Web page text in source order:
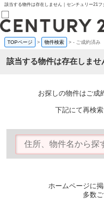
該当する物件は存在しません｜センチュリー21フ
売買部
0120-800-844
賃貸部
会員メニュー
物件を探す
購入TOP
条件から探す
住宅ローン控除シミュレータ
TOPページ > 物件検索 >- ご成約済み
該当する物件は存在しませ
お探しの物件はご成
下記にて再検
ホームページに
多数ご